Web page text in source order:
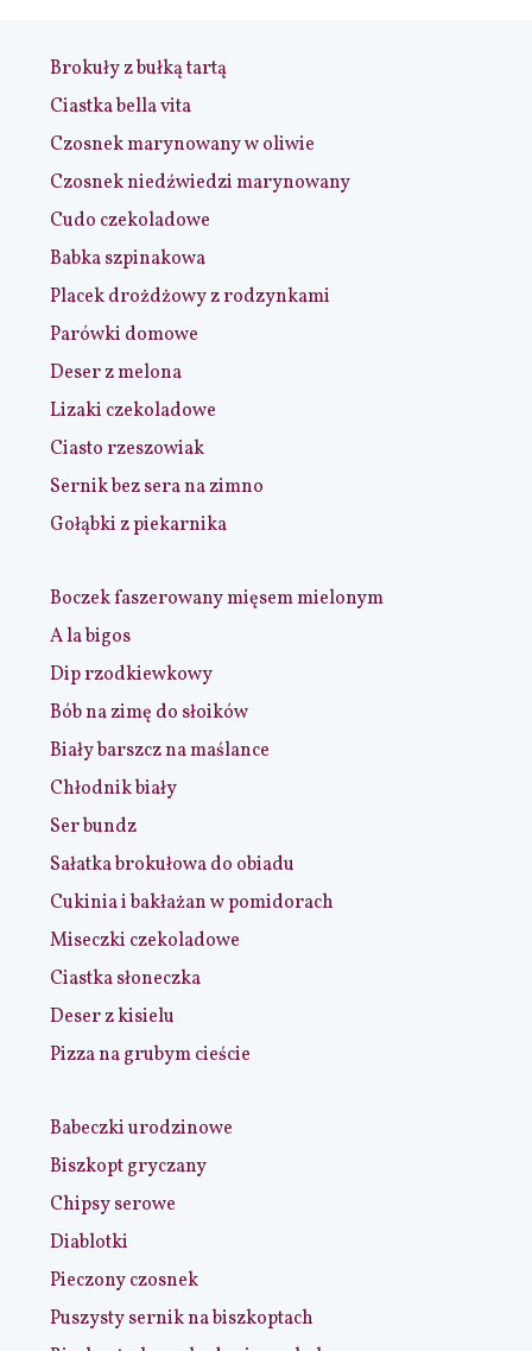
Brokuły z bułką tartą
Ciastka bella vita
Czosnek marynowany w oliwie
Czosnek niedźwiedzi marynowany
Cudo czekoladowe
Babka szpinakowa
Placek drożdżowy z rodzynkami
Parówki domowe
Deser z melona
Lizaki czekoladowe
Ciasto rzeszowiak
Sernik bez sera na zimno
Gołąbki z piekarnika
Boczek faszerowany mięsem mielonym
A la bigos
Dip rzodkiewkowy
Bób na zimę do słoików
Biały barszcz na maślance
Chłodnik biały
Ser bundz
Sałatka brokułowa do obiadu
Cukinia i bakłażan w pomidorach
Miseczki czekoladowe
Ciastka słoneczka
Deser z kisielu
Pizza na grubym cieście
Babeczki urodzinowe
Biszkopt gryczany
Chipsy serowe
Diablotki
Pieczony czosnek
Puszysty sernik na biszkoptach